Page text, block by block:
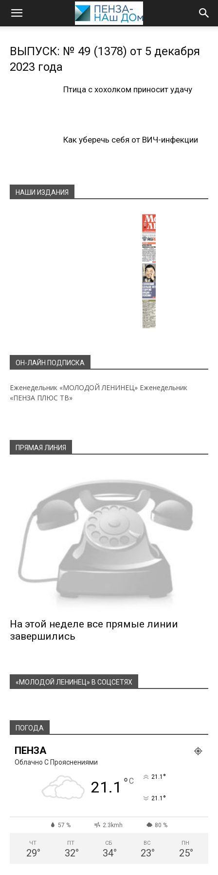
ВЫПУСК: № 49 (1378) от 5 декабря
2023 года
Птица с хохолком приносит удачу
Как уберечь себя от ВИЧ-инфекции
НАШИ ИЗДАНИЯ
ОН-ЛАЙН ПОДПИСКА
Еженедельник «МОЛОДОЙ ЛЕНИНЕЦ» Еженедельник
«ПЕНЗА ПЛЮС ТВ»
ПРЯМАЯ ЛИНИЯ
На этой неделе все прямые линии
завершились
«МОЛОДОЙ ЛЕНИНЕЦ» В СОЦСЕТЯХ
ПОГОДА
ПЕНЗА
Облачно С Прояснениями
21.1 °C 21.1 °
21.1 °
57 % 2.3kmh 80 %
ЧТ
29°
ПТ
32°
СБ
34°
ВС
23°
ПН
25°